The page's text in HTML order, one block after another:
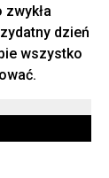
dzień
wszystko